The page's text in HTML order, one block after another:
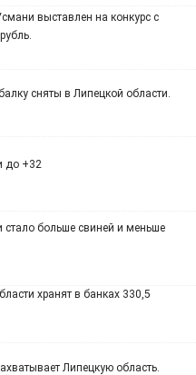
выставлен на конкурс с
сняты в Липецкой области.
до +32
стало больше свиней и меньше
хранят в банках 330,5
Липецкую область.